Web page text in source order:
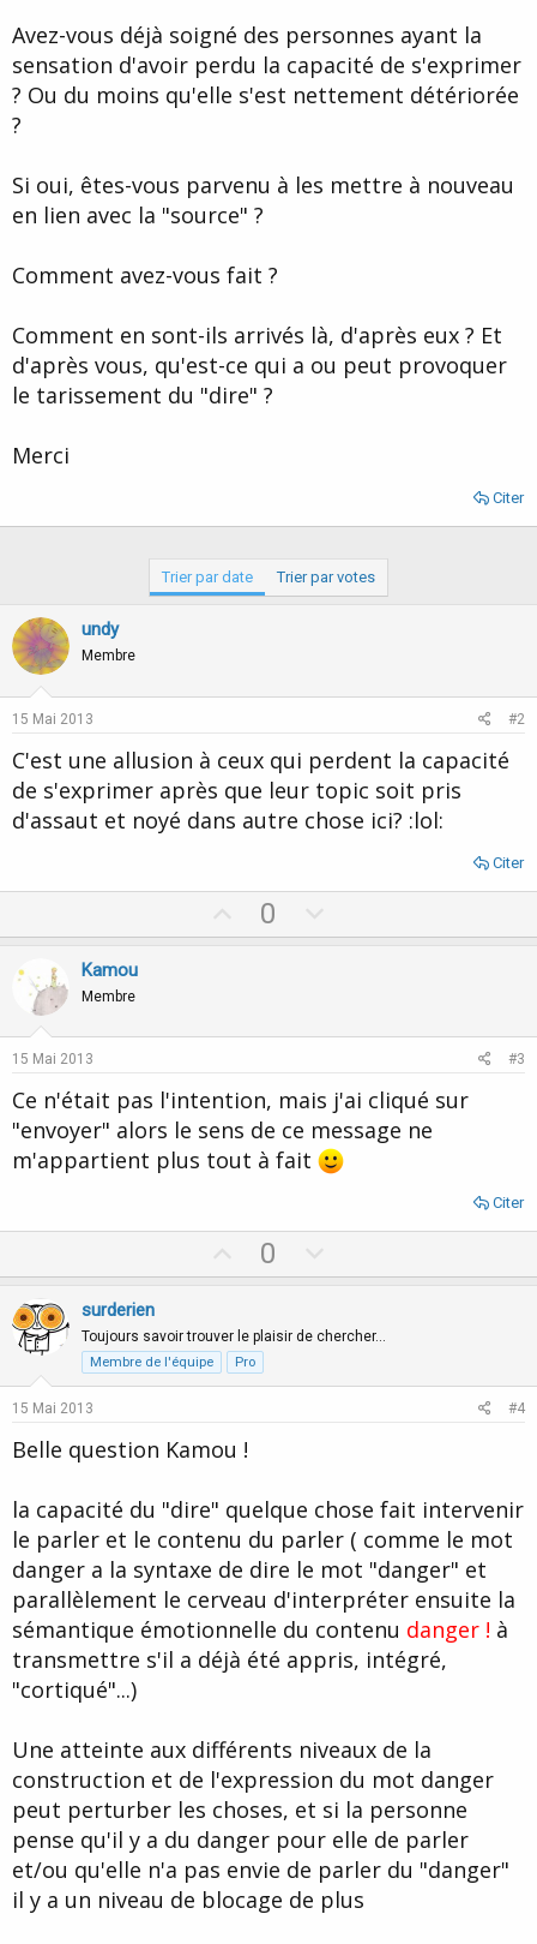
e
a
d
u
s
o
Avez-vous déjà soigné des personnes ayant la
sensation d'avoir perdu la capacité de s'exprimer
? Ou du moins qu'elle s'est nettement détériorée
?
Si oui, êtes-vous parvenu à les mettre à nouveau
en lien avec la "source" ?
Comment avez-vous fait ?
Comment en sont-ils arrivés là, d'après eux ? Et
d'après vous, qu'est-ce qui a ou peut provoquer
le tarissement du "dire" ?
Merci
Citer
Trier par date Trier par votes
undy
Membre
15 Mai 2013 #2
C'est une allusion à ceux qui perdent la capacité
de s'exprimer après que leur topic soit pris
d'assaut et noyé dans autre chose ici? :lol:
Citer
p
t
0
o
v
t
e
Kamou
Membre
15 Mai 2013 #3
Ce n'était pas l'intention, mais j'ai cliqué sur
"envoyer" alors le sens de ce message ne
m'appartient plus tout à fait
Citer
p
o
t
e
0
o
n
o
surderien
Toujours savoir trouver le plaisir de chercher…
Membre de l'équipe Pro
15 Mai 2013 #4
Belle question Kamou !
la capacité du "dire" quelque chose fait intervenir
le parler et le contenu du parler ( comme le mot
danger a la syntaxe de dire le mot "danger" et
parallèlement le cerveau d'interpréter ensuite la
sémantique émotionnelle du contenu danger ! à
transmettre s'il a déjà été appris, intégré,
"cortiqué"...)
Une atteinte aux différents niveaux de la
construction et de l'expression du mot danger
peut perturber les choses, et si la personne
pense qu'il y a du danger pour elle de parler
et/ou qu'elle n'a pas envie de parler du "danger"
il y a un niveau de blocage de plus